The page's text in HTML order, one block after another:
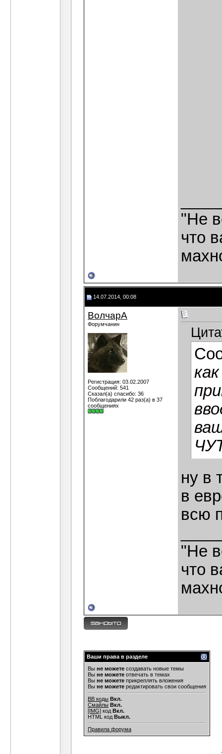
"Не
что
14.07.2014, 00:08
ВолчарА
Форумчанин
Регистрация: 03.02.2007
Сообщений: 541
Сказал(а) спасибо: 36
Поблагодарили 42 раз(а) в 37
сообщениях
ну в
в
всю
"Не
что
Ваши права в разделе
Вы не можете создавать новые темы
Вы не можете отвечать в темах
Вы не можете прикреплять вложения
Вы не можете редактировать свои сообщения
BB коды Вкл.
Смайлы Вкл.
[IMG] код Вкл.
HTML код Выкл.
Правила форума